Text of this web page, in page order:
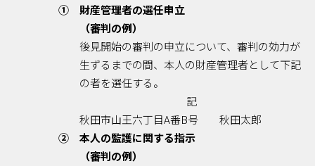
① 財産管理者の選任申立
（審判の例）
後見開始の審判の申立について、審判の効力が
生ずるまでの間、本人の財産管理者として下記
の者を選任する。
記
秋田市山王六丁目A番B号 秋田太郎
② 本人の監護に関する指示
（審判の例）